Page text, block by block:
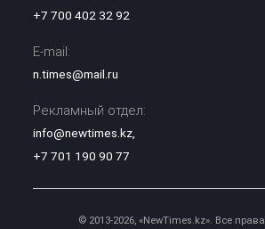
+7 700 402 32 92
E-mail:
n.times@mail.ru
Рекламный отдел:
info@newtimes.kz,
+7 701 190 90 77
© 2013-2026, «NewTimes.kz». Все